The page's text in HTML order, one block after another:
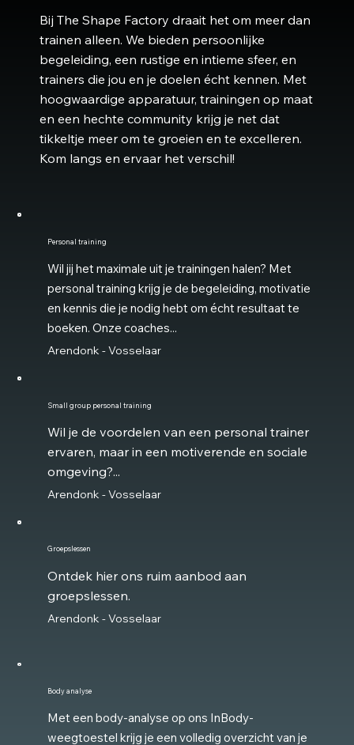
Bij The Shape Factory draait het om meer dan
trainen alleen. We bieden persoonlijke
begeleiding, een rustige en intieme sfeer, en
trainers die jou en je doelen écht kennen. Met
hoogwaardige apparatuur, trainingen op maat
en een hechte community krijg je net dat
tikkeltje meer om te groeien en te excelleren.
Kom langs en ervaar het verschil!
Personal training
Wil jij het maximale uit je trainingen halen? Met
personal training krijg je de begeleiding, motivatie
en kennis die je nodig hebt om écht resultaat te
boeken. Onze coaches...
Arendonk - Vosselaar
Small group personal training
Wil je de voordelen van een personal trainer
ervaren, maar in een motiverende en sociale
omgeving?...
Arendonk - Vosselaar
Groepslessen
Ontdek hier ons ruim aanbod aan
groepslessen.
Arendonk - Vosselaar
Body analyse
Met een body-analyse op ons InBody-
weegtoestel krijg je een volledig overzicht van je